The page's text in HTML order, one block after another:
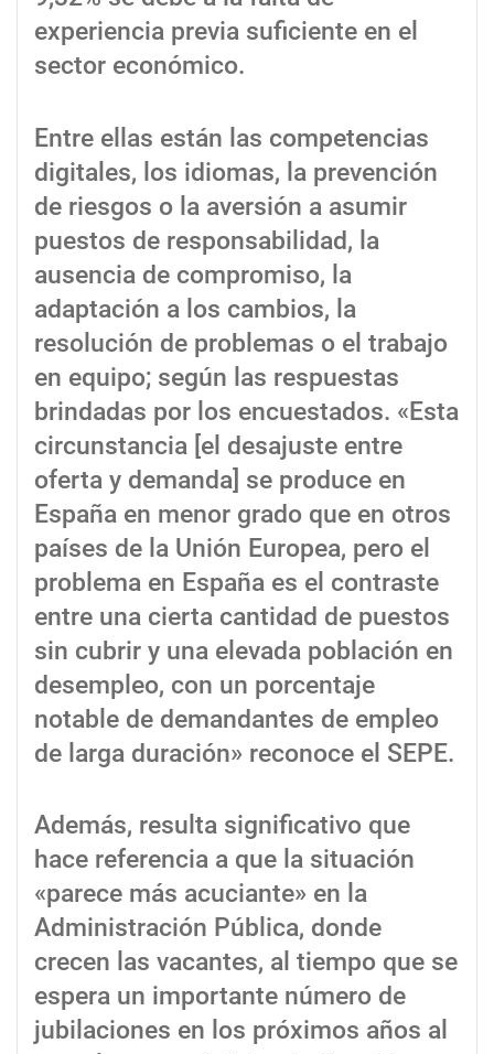
experiencia previa suficiente en el
sector económico.
Entre ellas están las competencias
digitales, los idiomas, la prevención
de riesgos o la aversión a asumir
puestos de responsabilidad, la
ausencia de compromiso, la
adaptación a los cambios, la
resolución de problemas o el trabajo
en equipo; según las respuestas
brindadas por los encuestados. «Esta
circunstancia [el desajuste entre
oferta y demanda] se produce en
España en menor grado que en otros
países de la Unión Europea, pero el
problema en España es el contraste
entre una cierta cantidad de puestos
sin cubrir y una elevada población en
desempleo, con un porcentaje
notable de demandantes de empleo
de larga duración» reconoce el SEPE.
Además, resulta significativo que
hace referencia a que la situación
«parece más acuciante» en la
Administración Pública, donde
crecen las vacantes, al tiempo que se
espera un importante número de
jubilaciones en los próximos años al